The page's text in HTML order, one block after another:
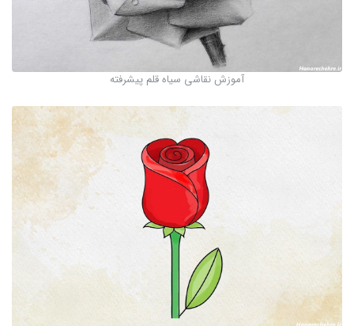
آموزش نقاشی سیاه قلم پیشرفته